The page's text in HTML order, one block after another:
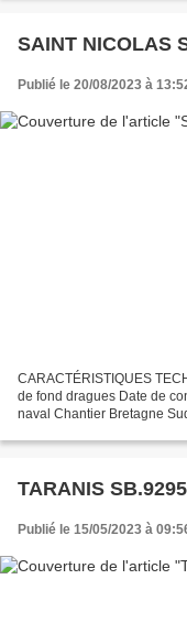
Publié le 20/08/2023 à
CARACTÉRISTIQUES
de fond dragues Date de
naval Chantier Bretagne
Publié le 15/05/2023 à